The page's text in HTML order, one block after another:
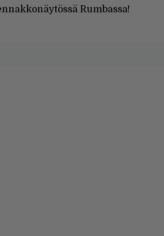
Rumbassa!